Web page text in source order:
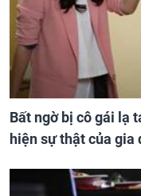
Bất ngờ bị cô gái lạ
hiện sự thật của gia